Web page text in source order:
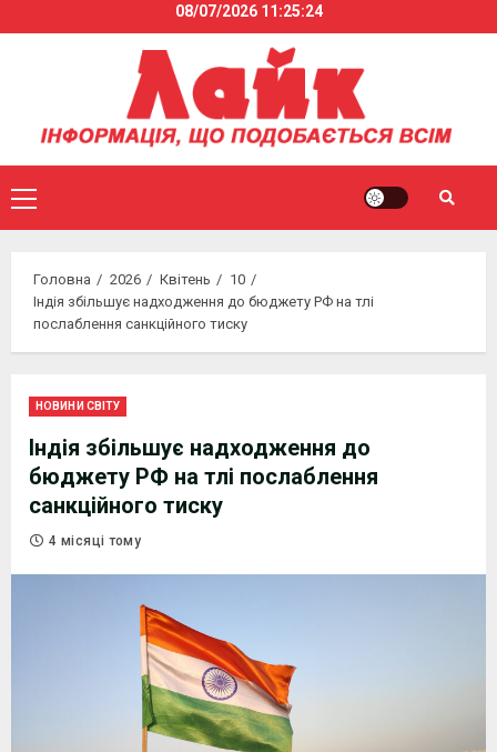
to
08/07/2026 11:25:24
Primary
Menu
Головна 2026 Квітень
10
Індія збільшує надходження до бюджету РФ на тлі
послаблення санкційного тиску
НОВИНИ СВІТУ
Індія збільшує надходження до
бюджету РФ на тлі послаблення
санкційного тиску
4 місяці тому